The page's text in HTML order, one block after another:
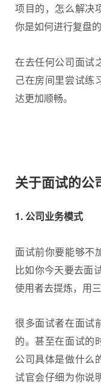
项目的，怎么解决
你是如何进行复盘的
在去任何公司面试
己在房间里尝试练
达更加顺畅。
关于面试的公
1. 公司业务模式
面试前你要能够不
比如你今天要去面
使用者去提炼，用
很多面试者在面试
的。甚至在面试的
公司具体是做什么
试官会仔细为你说